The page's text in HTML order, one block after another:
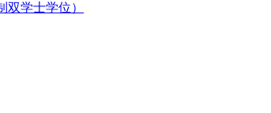
学士学位）